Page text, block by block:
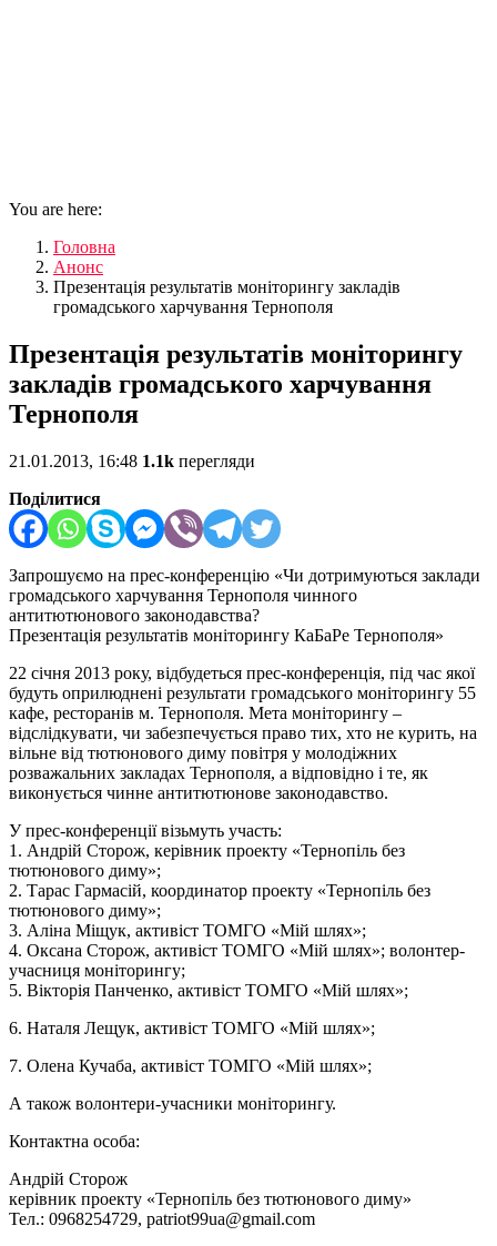
You are here:
Головна
Анонс
Презентація результатів моніторингу закладів
громадського харчування Тернополя
Презентація результатів моніторингу
закладів громадського харчування
Тернополя
21.01.2013, 16:48 1.1k перегляди
Поділитися
Запрошуємо на прес-конференцію «Чи дотримуються заклади
громадського харчування Тернополя чинного
антитютюнового законодавства?
Презентація результатів моніторингу КаБаРе Тернополя»
22 січня 2013 року, відбудеться прес-конференція, під час якої
будуть оприлюднені результати громадського моніторингу 55
кафе, ресторанів м. Тернополя. Мета моніторингу –
відслідкувати, чи забезпечується право тих, хто не курить, на
вільне від тютюнового диму повітря у молодіжних
розважальних закладах Тернополя, а відповідно і те, як
виконується чинне антитютюнове законодавство.
У прес-конференції візьмуть участь:
1. Андрій Сторож, керівник проекту «Тернопіль без
тютюнового диму»;
2. Тарас Гармасій, координатор проекту «Тернопіль без
тютюнового диму»;
3. Аліна Міщук, активіст ТОМГО «Мій шлях»;
4. Оксана Сторож, активіст ТОМГО «Мій шлях»; волонтер-
учасниця моніторингу;
5. Вікторія Панченко, активіст ТОМГО «Мій шлях»;
6. Наталя Лещук, активіст ТОМГО «Мій шлях»;
7. Олена Кучаба, активіст ТОМГО «Мій шлях»;
А також волонтери-учасники моніторингу.
Контактна особа:
Андрій Сторож
керівник проекту «Тернопіль без тютюнового диму»
Тел.: 0968254729, patriot99ua@gmail.com